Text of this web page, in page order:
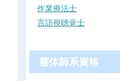
作業療法士
言語視聴覚士
整体師系資格